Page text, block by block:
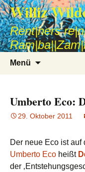
Williz
Rent|ners
Menü
Umberto Eco:
29. Oktober 2011
Der neue Eco ist auf
Umberto Eco heißt
der